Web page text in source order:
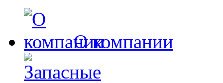
О компании